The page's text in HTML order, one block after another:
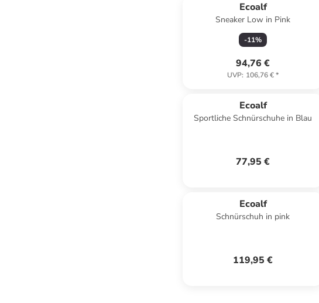
Ecoalf
Sneaker Low in Pink
-11%
94,76 €
UVP: 106,76 €*
Ecoalf
Sportliche Schnürschuhe in Blau
77,95 €
Ecoalf
Schnürschuh in pink
119,95 €